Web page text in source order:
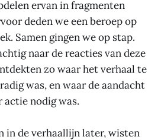
ervan in fragmenten
deden we een beroep op
Samen gingen we op stap.
naar de reacties van deze
zo waar het verhaal te
was, en waar de aandacht
actie nodig was.
in de verhaallijn later, wisten